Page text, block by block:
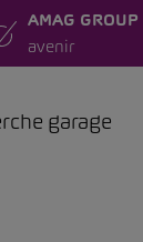
AMAG GROUP
avenir
garage